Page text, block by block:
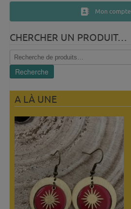
Mon compte
CHERCHER UN PRODUIT…
Recherche
pour :
Recherche
A LÀ UNE